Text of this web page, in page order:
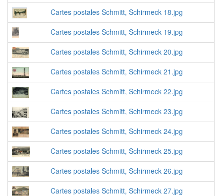
Cartes postales Schmitt, Schirmeck 18.jpg
Cartes postales Schmitt, Schirmeck 19.jpg
Cartes postales Schmitt, Schirmeck 20.jpg
Cartes postales Schmitt, Schirmeck 21.jpg
Cartes postales Schmitt, Schirmeck 22.jpg
Cartes postales Schmitt, Schirmeck 23.jpg
Cartes postales Schmitt, Schirmeck 24.jpg
Cartes postales Schmitt, Schirmeck 25.jpg
Cartes postales Schmitt, Schirmeck 26.jpg
Cartes postales Schmitt, Schirmeck 27.jpg